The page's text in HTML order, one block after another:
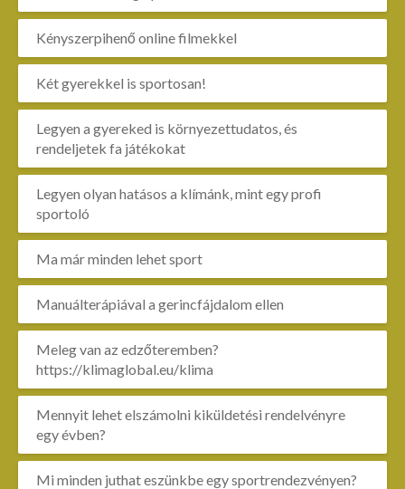
Kényszerpihenő online filmekkel
Két gyerekkel is sportosan!
Legyen a gyereked is környezettudatos, és
rendeljetek fa játékokat
Legyen olyan hatásos a klímánk, mint egy profi
sportoló
Ma már minden lehet sport
Manuálterápiával a gerincfájdalom ellen
Meleg van az edzőteremben?
https://klimaglobal.eu/klima
Mennyit lehet elszámolni kiküldetési rendelvényre
egy évben?
Mi minden juthat eszünkbe egy sportrendezvényen?